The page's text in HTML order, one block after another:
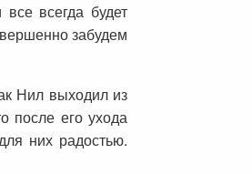
всегда будет
забудем
Нил выходил из
после его ухода
них радостью.